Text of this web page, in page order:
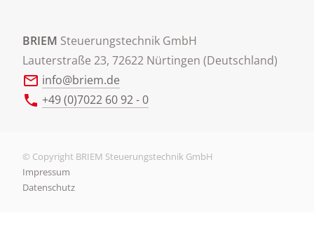
BRIEM Steuerungstechnik GmbH
Lauterstraße 23, 72622 Nürtingen (Deutschland)
info@briem.de
+49 (0)7022 60 92 - 0
© Copyright BRIEM Steuerungstechnik GmbH
Impressum
Datenschutz